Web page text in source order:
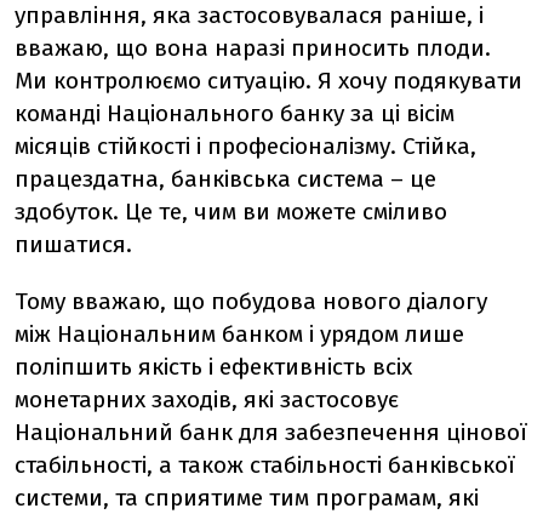
управління, яка застосовувалася раніше, і
вважаю, що вона наразі приносить плоди.
Ми контролюємо ситуацію. Я хочу подякувати
команді Національного банку за ці вісім
місяців стійкості і професіоналізму. Стійка,
працездатна, банківська система – це
здобуток. Це те, чим ви можете сміливо
пишатися.
Тому вважаю, що побудова нового діалогу
між Національним банком і урядом лише
поліпшить якість і ефективність всіх
монетарних заходів, які застосовує
Національний банк для забезпечення цінової
стабільності, а також стабільності банківської
системи, та сприятиме тим програмам, які